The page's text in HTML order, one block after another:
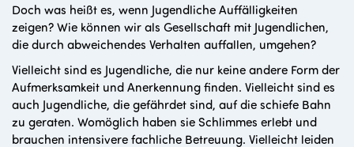
Doch was heißt es, wenn Jugendliche Auffälligkeiten
zeigen? Wie können wir als Gesellschaft mit Jugendlichen,
die durch abweichendes Verhalten auffallen, umgehen?
Vielleicht sind es Jugendliche, die nur keine andere Form der
Aufmerksamkeit und Anerkennung finden. Vielleicht sind es
auch Jugendliche, die gefährdet sind, auf die schiefe Bahn
zu geraten. Womöglich haben sie Schlimmes erlebt und
brauchen intensivere fachliche Betreuung. Vielleicht leiden